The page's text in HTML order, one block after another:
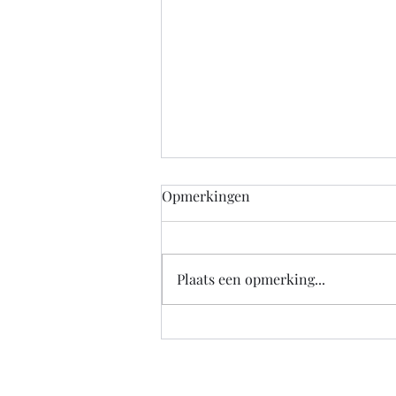
De overheid zou nu alvast
Opmerkingen
Plaats een opmerking...